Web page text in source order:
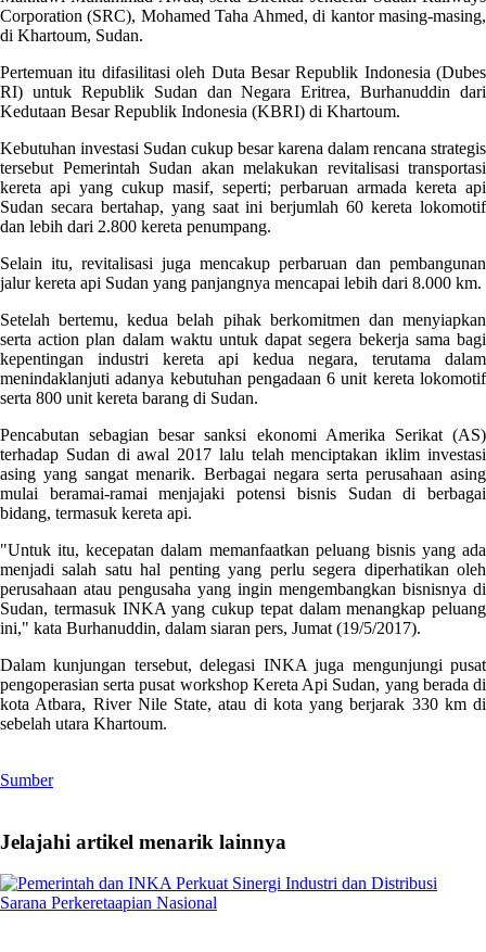
Corporation (SRC), Mohamed Taha Ahmed, di kantor masing-masing,
di Khartoum, Sudan.
Pertemuan itu difasilitasi oleh Duta Besar Republik Indonesia (Dubes
RI) untuk Republik Sudan dan Negara Eritrea, Burhanuddin dari
Kedutaan Besar Republik Indonesia (KBRI) di Khartoum.
Kebutuhan investasi Sudan cukup besar karena dalam rencana strategis
tersebut Pemerintah Sudan akan melakukan revitalisasi transportasi
kereta api yang cukup masif, seperti; perbaruan armada kereta api
Sudan secara bertahap, yang saat ini berjumlah 60 kereta lokomotif
dan lebih dari 2.800 kereta penumpang.
Selain itu, revitalisasi juga mencakup perbaruan dan pembangunan
jalur kereta api Sudan yang panjangnya mencapai lebih dari 8.000 km.
Setelah bertemu, kedua belah pihak berkomitmen dan menyiapkan
serta action plan dalam waktu untuk dapat segera bekerja sama bagi
kepentingan industri kereta api kedua negara, terutama dalam
menindaklanjuti adanya kebutuhan pengadaan 6 unit kereta lokomotif
serta 800 unit kereta barang di Sudan.
Pencabutan sebagian besar sanksi ekonomi Amerika Serikat (AS)
terhadap Sudan di awal 2017 lalu telah menciptakan iklim investasi
asing yang sangat menarik. Berbagai negara serta perusahaan asing
mulai beramai-ramai menjajaki potensi bisnis Sudan di berbagai
bidang, termasuk kereta api.
"Untuk itu, kecepatan dalam memanfaatkan peluang bisnis yang ada
menjadi salah satu hal penting yang perlu segera diperhatikan oleh
perusahaan atau pengusaha yang ingin mengembangkan bisnisnya di
Sudan, termasuk INKA yang cukup tepat dalam menangkap peluang
ini," kata Burhanuddin, dalam siaran pers, Jumat (19/5/2017).
Dalam kunjungan tersebut, delegasi INKA juga mengunjungi pusat
pengoperasian serta pusat workshop Kereta Api Sudan, yang berada di
kota Atbara, River Nile State, atau di kota yang berjarak 330 km di
sebelah utara Khartoum.
Sumber
Jelajahi artikel menarik lainnya